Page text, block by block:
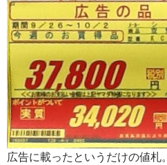
広告に載ったというだけの値札。